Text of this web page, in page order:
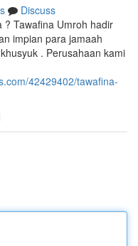
Discuss
Tawafina Umroh hadir
impian para jamaah
. Perusahaan kami
42429402/tawafina-